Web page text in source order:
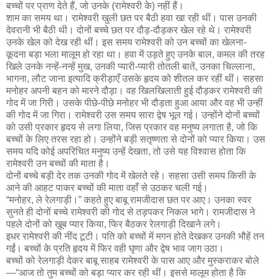
बच्चों पर प्राण देते हैं, जो उनके (रामेश्वरी के) नहीं हैं।
शाम का समय था। रामेश्वरी खुली छत पर बैठी हवा खा रही थीं। पास उनकी
देवरानी भी बैठी थी। दोनों बच्चे छत पर दौड़-दौड़कर खेल रहे थे। रामेश्वरी
उनके खेल को देख रही थीं। इस समय रामेश्वरी को उन बच्चों का खेलना-
कूदना बड़ा भला मालूम हो रहा था। हवा में उड़ते हुए उनके बाल, कमल की तरह
खिले उनके नन्हें-नन्हें मुख, उनकी प्यारी-प्यारी तोतली बातें, उनका चिल्लाना,
भागना, लौट जाना इत्यादि क्रीड़ाएँ उसके हृदय को शीतल कर रहीं थीं। सहसा
मनोहर अपनी बहन को मारने दौड़ा। वह खिलखिलाती हुई दौड़कर रामेश्वरी की
गोद में जा गिरी। उसके पीछे-पीछे मनोहर भी दौड़ता हुआ आया और वह भी उन्हीं
की गोद में जा गिरा। रामेश्वरी उस समय सारा द्वेष भूल गई। उन्होंने दोनों बच्चों
को उसी प्रकार हृदय से लगा लिया, जिस प्रकार वह मनुष्य लगाता है, जो कि
बच्चों के लिए तरस रहा हो। उन्होंने बड़ी सतृष्णता से दोनों को प्यार किया। उस
समय यदि कोई अपरिचित मनुष्य उन्हें देखता, तो उसे यह विश्वास होता कि
रामेश्वरी उन बच्चों की माता है।
दोनों बच्चे बड़ी देर तक उनकी गोद में खेलते रहे। सहसा उसी समय किसी के
आने की आहट पाकर बच्चों की माता वहाँ से उठकर चली गई।
“मनोहर, ले रेलगाड़ी।” कहते हुए बाबू रामजीदास छत पर आए। उनका स्वर
सुनते ही दोनों बच्चे रामेश्वरी की गोद से तड़पकर निकल भागे। रामजीदास ने
पहले दोनों को ख़ूब प्यार किया, फिर बैठकर रेलगाड़ी दिखाने लगे।
इधर रामेश्वरी की नींद टूटी। पति को बच्चों में मगन होते देखकर उनकी भौहें तन
गईं। बच्चों के प्रति हृदय में फिर वही घृणा और द्वेष भाव जाग उठा।
बच्चों को रेलगाड़ी देकर बाबू साहब रामेश्वरी के पास आए और मुस्कराकर बोले
—“आज तो तुम बच्चों को बड़ा प्यार कर रही थीं। इससे मालूम होता है कि